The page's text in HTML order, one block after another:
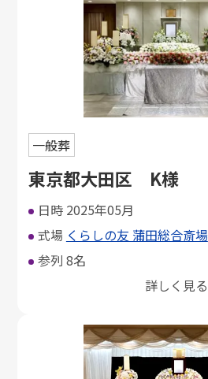
一般葬
東京都大田区 K様
日時 2025年05月
式場 くらしの友 蒲田総合斎場
参列 8名
詳しく見る